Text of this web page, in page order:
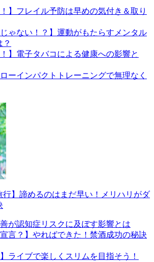
】フレイル予防は早めの気付き＆取り
じゃない！？】運動がもたらすメンタル
】電子タバコによる健康への影響と
ーインパクトトレーニングで無理なく
行】諦めるのはまだ早い！メリハリがダ
が認知症リスクに及ぼす影響とは
宣言？】やればできた！禁酒成功の秘訣
ライブで楽しくスリムを目指そう！